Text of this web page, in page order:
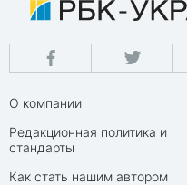
О компании
Редакционная политика и
стандарты
Как стать нашим автором